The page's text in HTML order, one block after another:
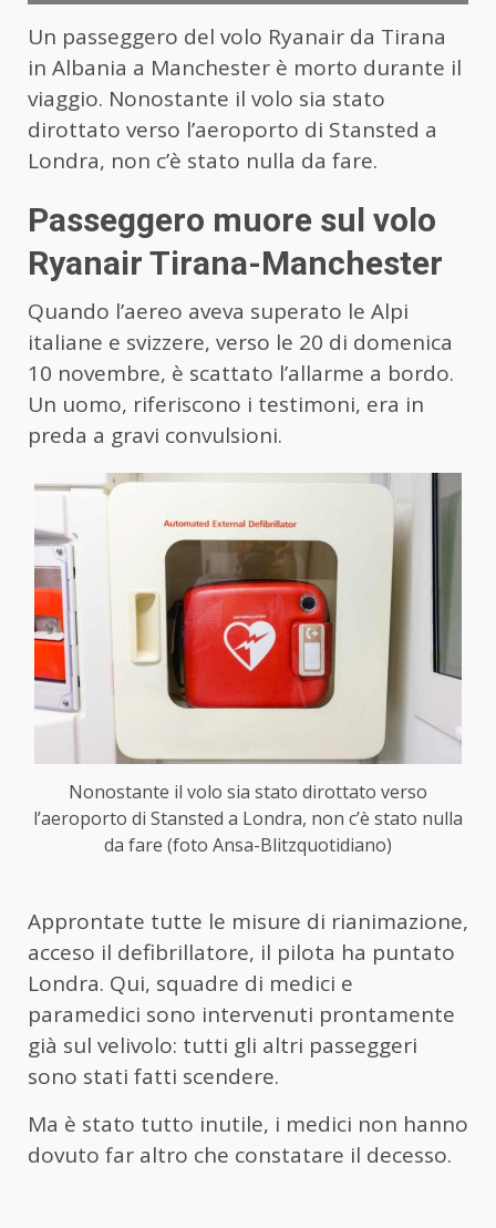
Un passeggero del volo Ryanair da Tirana
in Albania a Manchester è morto durante il
viaggio. Nonostante il volo sia stato
dirottato verso l’aeroporto di Stansted a
Londra, non c’è stato nulla da fare.
Passeggero muore sul volo
Ryanair Tirana-Manchester
Quando l’aereo aveva superato le Alpi
italiane e svizzere, verso le 20 di domenica
10 novembre, è scattato l’allarme a bordo.
Un uomo, riferiscono i testimoni, era in
preda a gravi convulsioni.
Nonostante il volo sia stato dirottato verso
l’aeroporto di Stansted a Londra, non c’è stato nulla
da fare (foto Ansa-Blitzquotidiano)
Approntate tutte le misure di rianimazione,
acceso il defibrillatore, il pilota ha puntato
Londra. Qui, squadre di medici e
paramedici sono intervenuti prontamente
già sul velivolo: tutti gli altri passeggeri
sono stati fatti scendere.
Ma è stato tutto inutile, i medici non hanno
dovuto far altro che constatare il decesso.